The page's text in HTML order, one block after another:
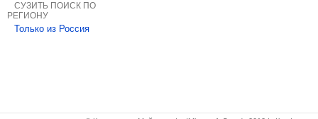
СУЗИТЬ ПОИСК ПО
РЕГИОНУ
Только из Россия